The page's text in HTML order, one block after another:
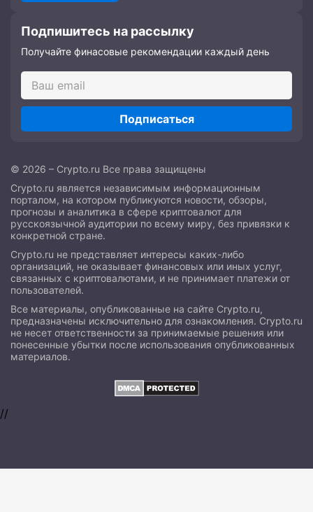
Подпишитесь на рассылку
Получайте финасовые рекомендации каждый день
Подписаться
© 2026 – Crypto.ru Все права защищены
Crypto.ru является независимым информационным
порталом, на котором публикуются новости, обзоры,
прогнозы и аналитика в сфере криптовалют для
русскоязычной аудитории по всему миру, без привязки к
конкретной стране.
Crypto.ru не представляет интересы каких-либо
организаций, не оказывает финансовых или иных услуг,
связанных с криптовалютами, и не принимает платежи от
пользователей.
Все материалы, опубликованные на сайте Crypto.ru,
предназначены исключительно для ознакомления. Crypto.ru
не несет ответственности за принимаемые решения или
понесенные убытки после использования опубликованных
материалов.
//